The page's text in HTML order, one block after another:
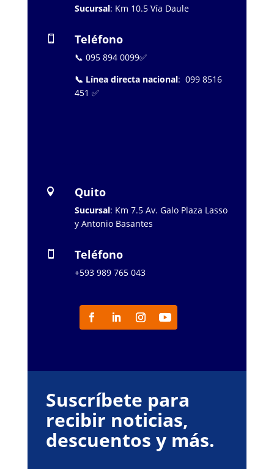
Sucursal: Km 10.5 Vía Daule
 Teléfono
📞 095 894 0099✅
📞 Línea directa nacional: 099 8516
451 ✅
 Quito
Sucursal: Km 7.5 Av. Galo Plaza Lasso
y Antonio Basantes
 Teléfono
+593 989 765 043
Suscríbete para
recibir noticias,
descuentos y más.